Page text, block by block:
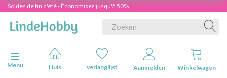
Soldes de fin d'été - Économisez jusqu'à 50%
Navigatie in-/uitschakelen
Menu
Huis verlanglijst Aanmelden Winkelwagen